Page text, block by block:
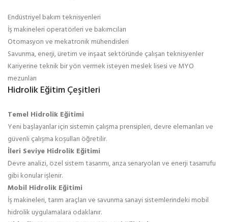
Endüstriyel bakım teknisyenleri
İş makineleri operatörleri ve bakımcıları
Otomasyon ve mekatronik mühendisleri
Savunma, enerji, üretim ve inşaat sektöründe çalışan teknisyenler
Kariyerine teknik bir yön vermek isteyen meslek lisesi ve MYO
mezunları
Hidrolik Eğitim Çeşitleri
Temel Hidrolik Eğitimi
Yeni başlayanlar için sistemin çalışma prensipleri, devre elemanları ve
güvenli çalışma koşulları öğretilir.
İleri Seviye Hidrolik Eğitimi
Devre analizi, özel sistem tasarımı, arıza senaryoları ve enerji tasarrufu
gibi konular işlenir.
Mobil Hidrolik Eğitimi
İş makineleri, tarım araçları ve savunma sanayi sistemlerindeki mobil
hidrolik uygulamalara odaklanır.